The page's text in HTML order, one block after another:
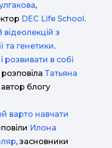
,
DEC Life School .
відеолекцій з
та генетики.
в собі
розповіла Татьяна
блогу
варто навчати
Илона
, засновники